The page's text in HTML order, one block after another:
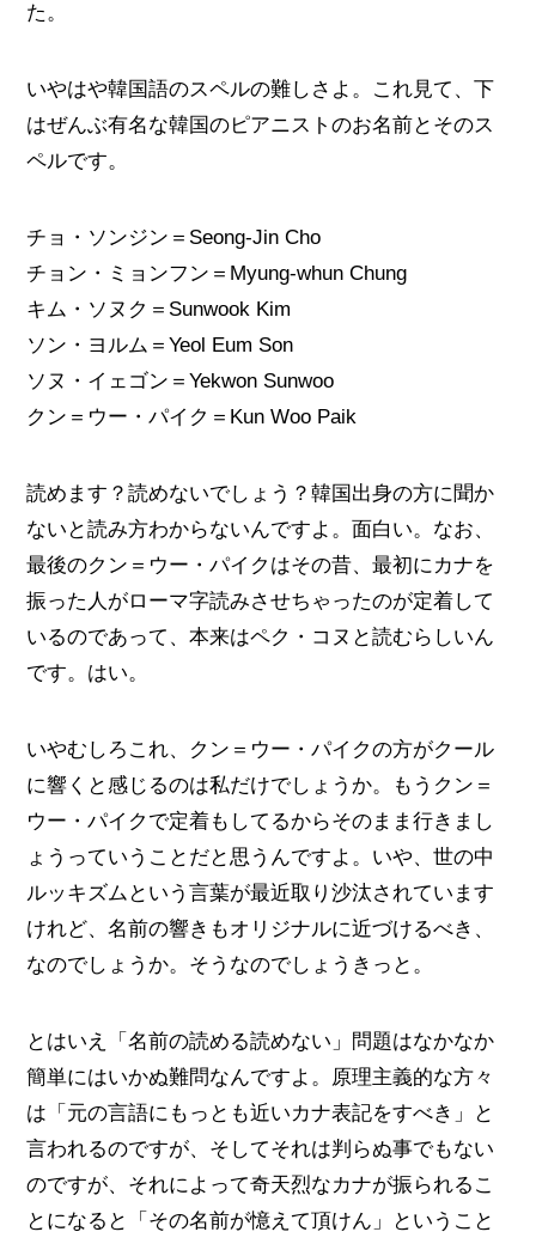
た。
いやはや韓国語のスペルの難しさよ。これ見て、下
はぜんぶ有名な韓国のピアニストのお名前とそのス
ペルです。
チョ・ソンジン＝Seong-Jin Cho
チョン・ミョンフン＝Myung-whun Chung
キム・ソヌク＝Sunwook Kim
ソン・ヨルム＝Yeol Eum Son
ソヌ・イェゴン＝Yekwon Sunwoo
クン＝ウー・パイク＝Kun Woo Paik
読めます？読めないでしょう？韓国出身の方に聞か
ないと読み方わからないんですよ。面白い。なお、
最後のクン＝ウー・パイクはその昔、最初にカナを
振った人がローマ字読みさせちゃったのが定着して
いるのであって、本来はペク・コヌと読むらしいん
です。はい。
いやむしろこれ、クン＝ウー・パイクの方がクール
に響くと感じるのは私だけでしょうか。もうクン＝
ウー・パイクで定着もしてるからそのまま行きまし
ょうっていうことだと思うんですよ。いや、世の中
ルッキズムという言葉が最近取り沙汰されています
けれど、名前の響きもオリジナルに近づけるべき、
なのでしょうか。そうなのでしょうきっと。
とはいえ「名前の読める読めない」問題はなかなか
簡単にはいかぬ難問なんですよ。原理主義的な方々
は「元の言語にもっとも近いカナ表記をすべき」と
言われるのですが、そしてそれは判らぬ事でもない
のですが、それによって奇天烈なカナが振られるこ
とになると「その名前が憶えて頂けん」ということ